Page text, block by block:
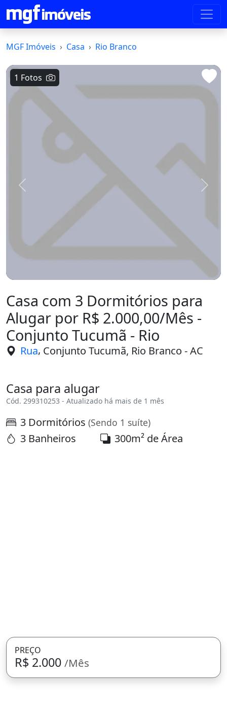
MGF Imóveis Casa Rio Branco
1 Fotos
Voltar
Casa com 3 Dormitórios para
Alugar por R$ 2.000,00/Mês -
Conjunto Tucumã - Rio
Rua, Conjunto Tucumã, Rio Branco - AC
Casa para alugar
Cód. 299310253 - Atualizado há mais de 1 mês
3 Dormitórios (Sendo 1 suíte)
3 Banheiros 300m² de Área
PREÇO
R$ 2.000 /Mês